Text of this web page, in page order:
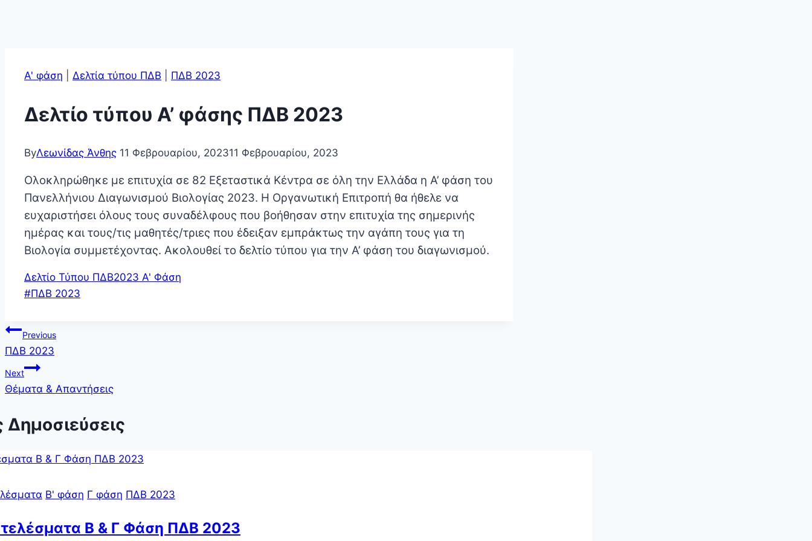
Α' φάση Δελτία τύπου ΠΔΒ ΠΔΒ 2023
Δελτίο τύπου Α’ φάσης ΠΔΒ 2023
ByΛεωνίδας Άνθης 11 Φεβρουαρίου, 202311 Φεβρουαρίου, 2023
Ολοκληρώθηκε με επιτυχία σε 82 Εξεταστικά Κέντρα σε όλη την Ελλάδα η Α’ φάση του
Πανελλήνιου Διαγωνισμού Βιολογίας 2023. Η Οργανωτική Επιτροπή θα ήθελε να
ευχαριστήσει όλους τους συναδέλφους που βοήθησαν στην επιτυχία της σημερινής
ημέρας και τους/τις μαθητές/τριες που έδειξαν εμπράκτως την αγάπη τους για τη
Βιολογία συμμετέχοντας. Ακολουθεί το δελτίο τύπου για την Α’ φάση του διαγωνισμού.
Δελτίο Τύπου ΠΔΒ2023 Α' Φάση
Post
#ΠΔΒ 2023
Πλοήγηση
άρθρων
Previous
ΠΔΒ 2023
Next
Θέματα & Απαντήσεις
Δημοσιεύσεις
Β' φάση Γ φάση ΠΔΒ 2023
Β & Γ Φάση ΠΔΒ 2023